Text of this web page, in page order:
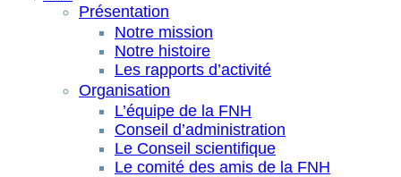
Présentation
Notre mission
Notre histoire
Les rapports d’activité
Organisation
L’équipe de la FNH
Conseil d’administration
Le Conseil scientifique
Le comité des amis de la FNH